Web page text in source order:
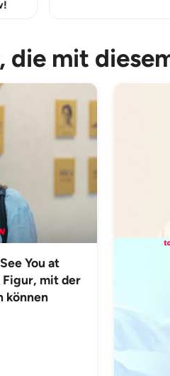
die mit
You at
Figur, mit der
können